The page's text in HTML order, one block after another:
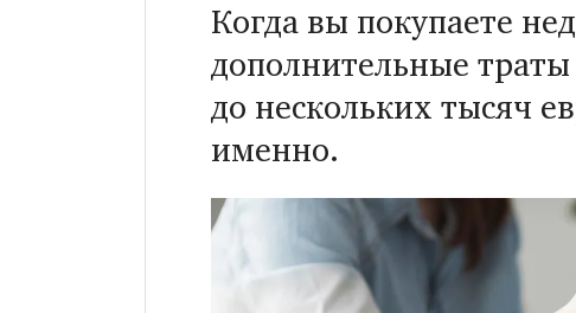
Когда вы покупаете
дополнительные
до нескольких тысяч
именно.